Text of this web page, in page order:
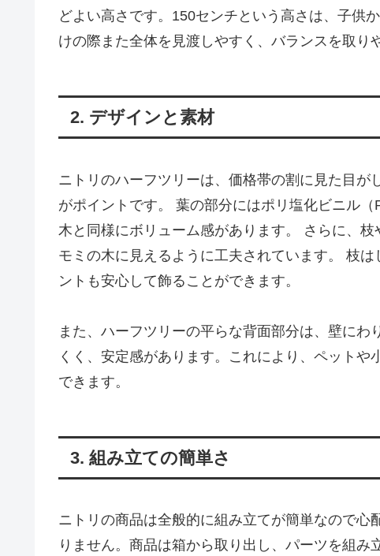
どよい高さです。150センチという高さは、子供
けの際また全体を見渡しやすく、バランスを取り
2. デザインと素材
ニトリのハーフツリーは、価格帯の割に見た目
がポイントです。 葉の部分にはポリ塩化ビニル
木と同様にボリューム感があります。 さらに、
モミの木に見えるように工夫されています。 枝
ントも安心して飾ることができます。
また、ハーフツリーの平らな背面部分は、壁に
くく、安定感があります。これにより、ペット
できます。
3. 組み立ての簡単さ
ニトリの商品は全般的に組み立てが簡単なので
りません。商品は箱から取り出し、パーツを組